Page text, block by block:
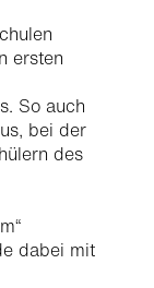
ersten
So auch
bei der
des
dabei mit